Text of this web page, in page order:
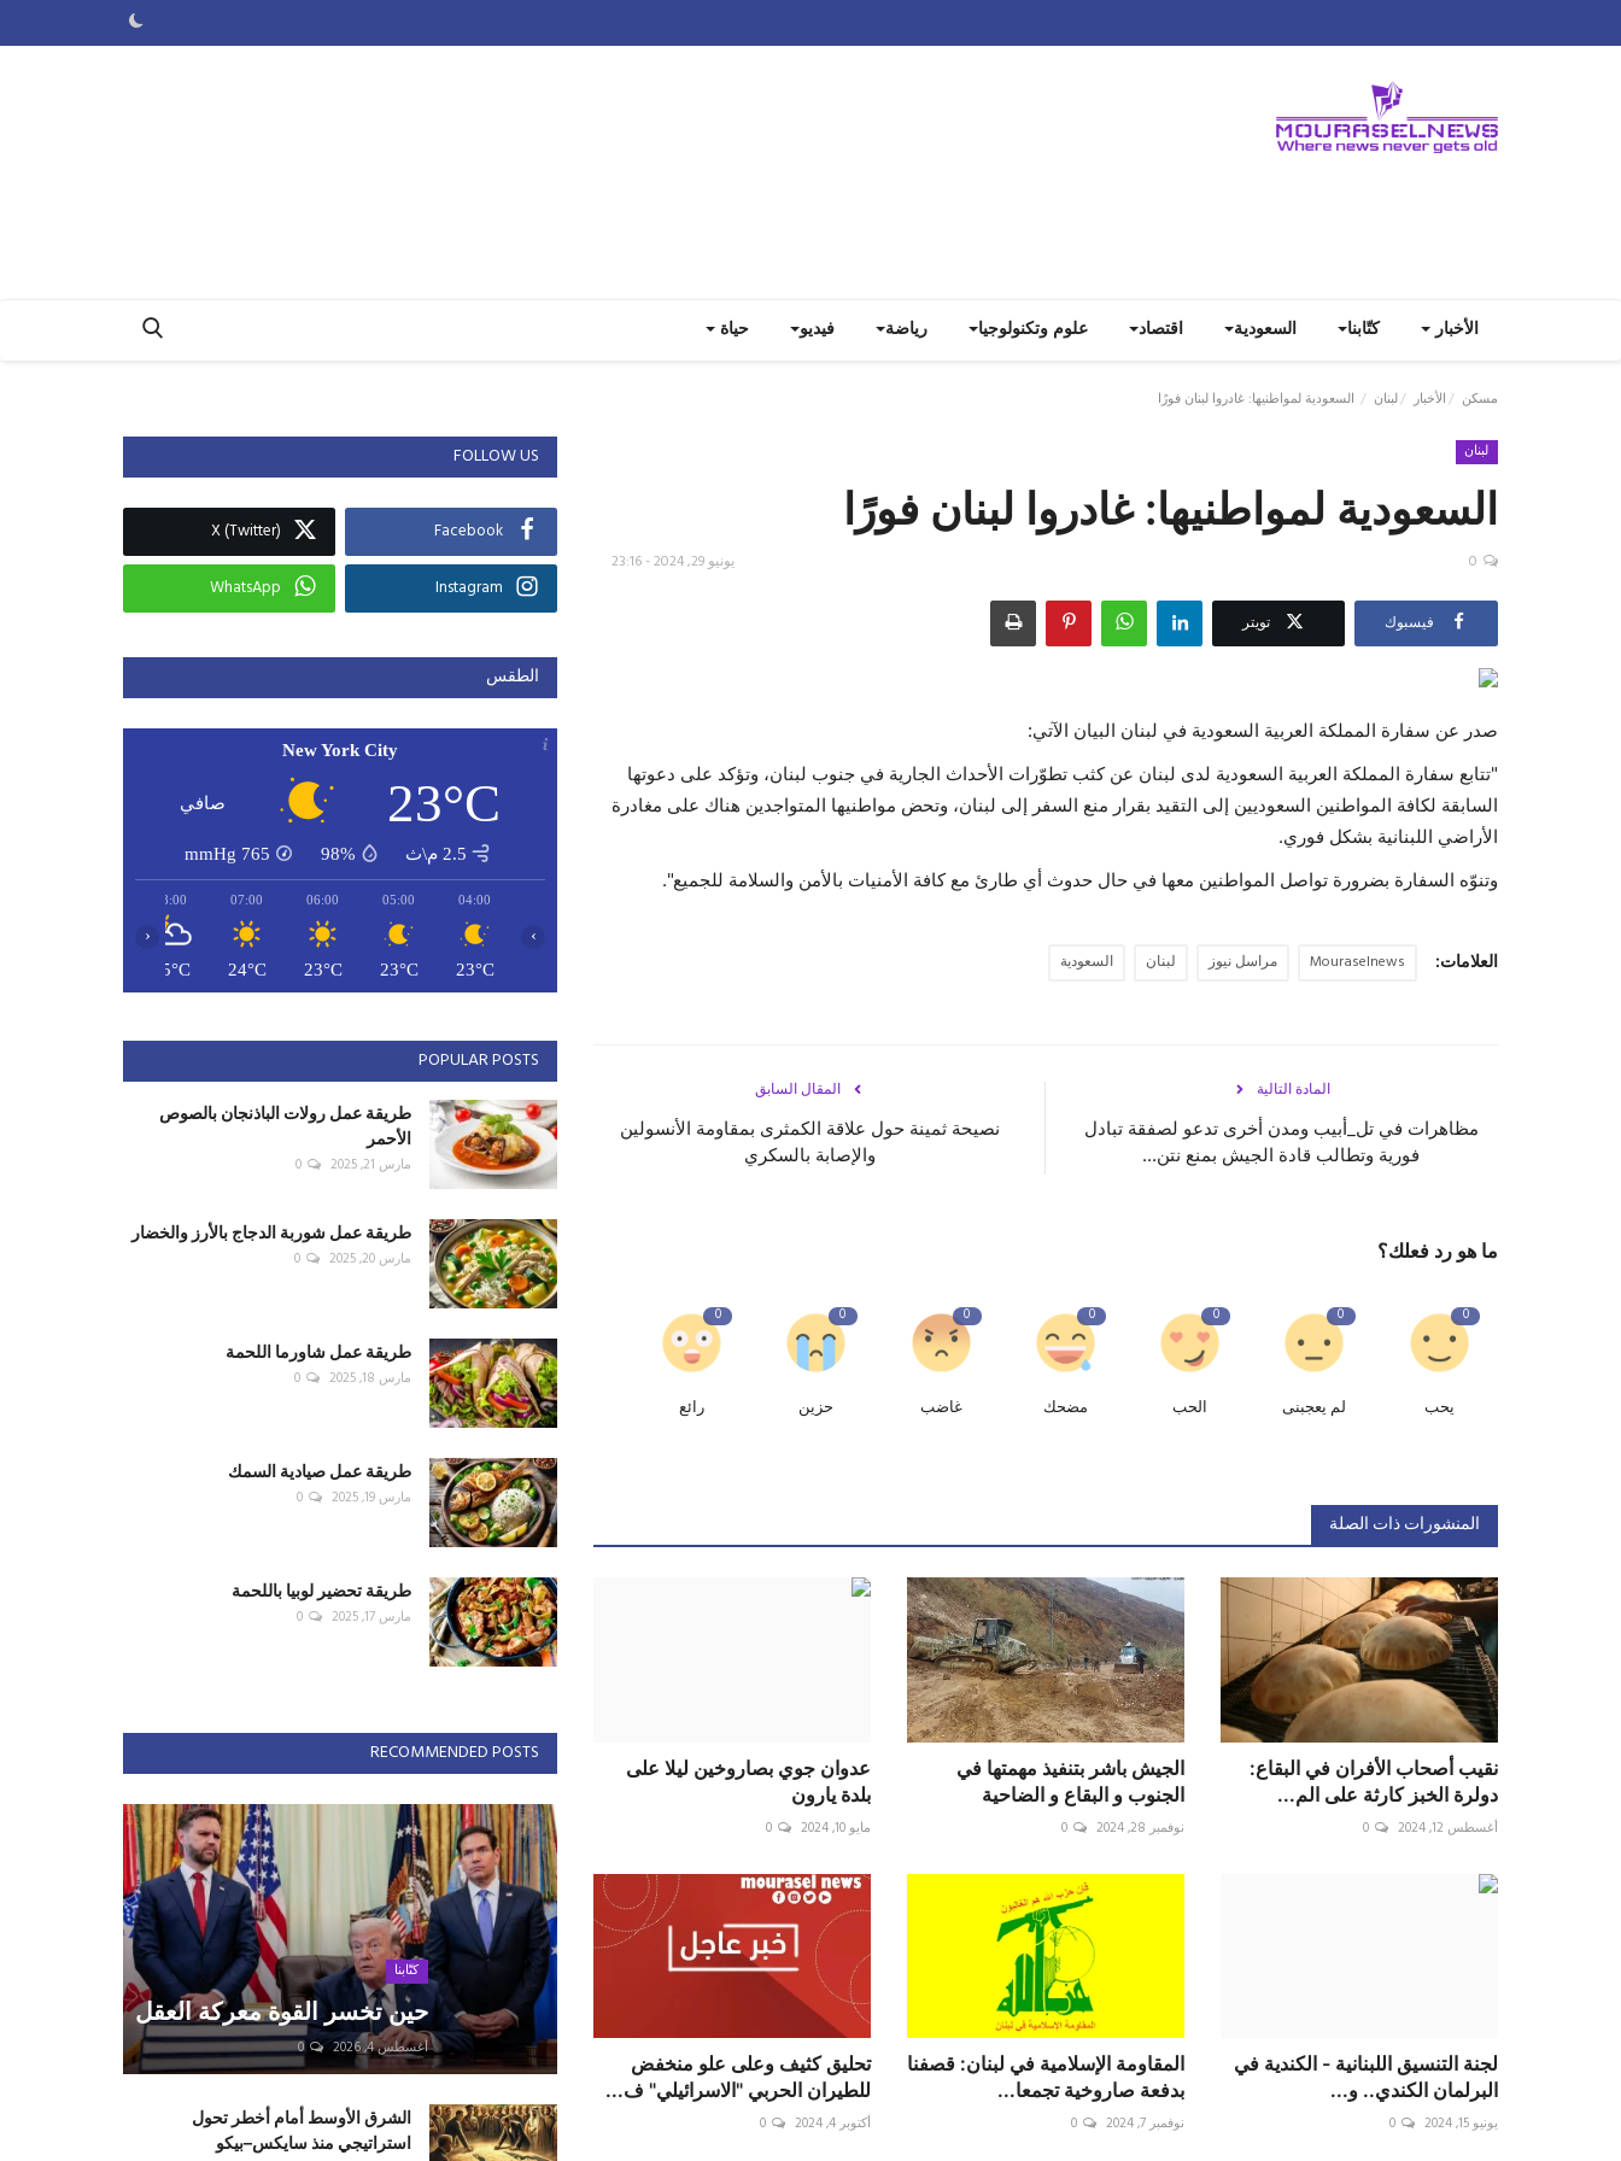
الأخبار كتّابنا السعودية اقتصاد علوم وتكنولوجيا رياضة فيديو حياة
مسكن الأخبار لبنان السعودية لمواطنيها: غادروا لبنان فورًا
لبنان
السعودية لمواطنيها: غادروا لبنان فورًا
يونيو 29, 2024 - 23:16 0
فيسبوك تويتر
صدر عن سفارة المملكة العربية السعودية في لبنان البيان الآتي:
"تتابع سفارة المملكة العربية السعودية لدى لبنان عن كثب تطوّرات الأحداث الجارية في جنوب لبنان، وتؤكد على دعوتها
السابقة لكافة المواطنين السعوديين إلى التقيد بقرار منع السفر إلى لبنان، وتحض مواطنيها المتواجدين هناك على مغادرة
الأراضي اللبنانية بشكل فوري.
وتنوّه السفارة بضرورة تواصل المواطنين معها في حال حدوث أي طارئ مع كافة الأمنيات بالأمن والسلامة للجميع".
العلامات: Mouraselnews مراسل نيوز لبنان السعودية
المقال السابق
نصيحة ثمينة حول علاقة الكمثرى بمقاومة الأنسولين
والإصابة بالسكري
المادة التالية
مظاهرات في ‎تل_أبيب ومدن أخرى تدعو لصفقة تبادل
فورية وتطالب قادة الجيش بمنع ‎نتن...
ما هو رد فعلك؟
0
يحب
0
لم يعجبنى
0
الحب
0
مضحك
0
غاضب
0
حزين
0
رائع
المنشورات ذات الصلة
نقيب أصحاب الأفران في البقاع:
دولرة الخبز كارثة على الم...
أغسطس 12, 2024 0
الجيش باشر بتنفيذ مهمتها في
نوفمبر 28, 2024 0
عدوان جوي بصاروخين ليلا على
بلدة يارون
مايو 10, 2024 0
لجنة التنسيق اللبنانية - الكندية في
البرلمان الكندي.. و...
يونيو 15, 2024 0
المقاومة الإسلامية في ‎لبنان: قصفنا
بدفعة صاروخية تجمعا...
نوفمبر 7, 2024 0
تحليق كثيف وعلى علو منخفض
للطيران الحربي "الاسرائيلي" ف...
أكتوبر 4, 2024 0
FOLLOW US
Facebook
X (Twitter)
Instagram
WhatsApp
الطقس
New York City
23°C صافي
2.5 م\ث 98%
765
mmHg
04:00
23°C
05:00
23°C
06:00
23°C
07:00
24°C
08:00
25°C
‹ ›
POPULAR POSTS
طريقة عمل رولات الباذنجان بالصوص
الأحمر
مارس 21, 2025 0
طريقة عمل شوربة الدجاج بالأرز والخضار
مارس 20, 2025 0
طريقة عمل شاورما اللحمة
مارس 18, 2025 0
طريقة عمل صيادية السمك
مارس 19, 2025 0
طريقة تحضير لوبيا باللحمة
مارس 17, 2025 0
RECOMMENDED POSTS
كتّابنا
حين تخسر القوة معركة العقل
أغسطس 4, 2026 0
الشرق الأوسط أمام أخطر تحول
استراتيجي منذ سايكس–بيكو